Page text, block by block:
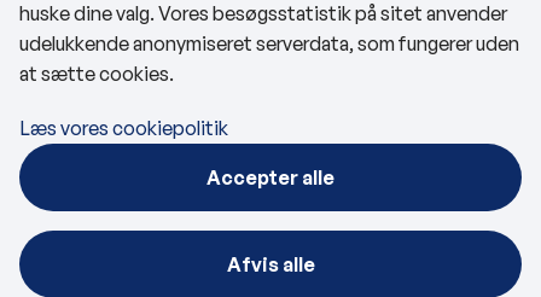
Privatlivspolitik
Cookies
Følg os
BRK på Facebook
huske dine valg. Vores besøgsstatistik på sitet anvender
udelukkende anonymiseret serverdata, som fungerer uden
at sætte cookies.
Læs vores cookiepolitik
Accepter alle
Afvis alle